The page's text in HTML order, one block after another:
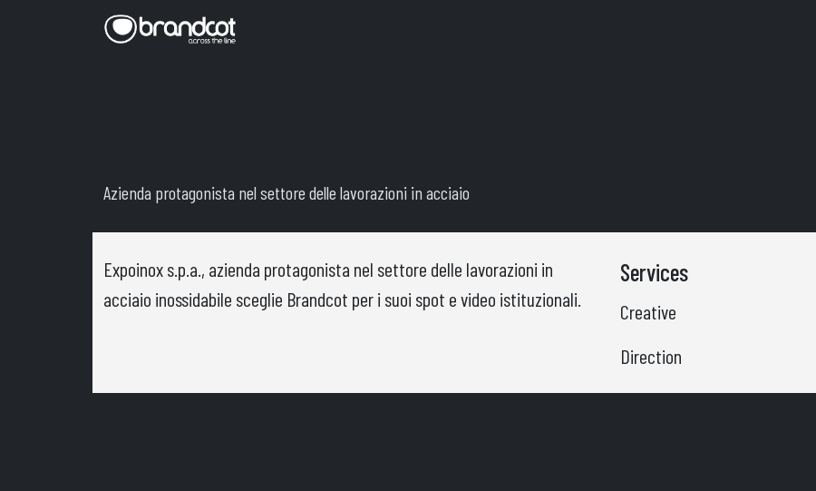
Azienda protagonista nel settore delle lavorazioni in acciaio
Expoinox s.p.a., azienda protagonista nel settore delle lavorazioni in
acciaio inossidabile sceglie Brandcot per i suoi spot e video istituzionali.
Services
Creative
Direction